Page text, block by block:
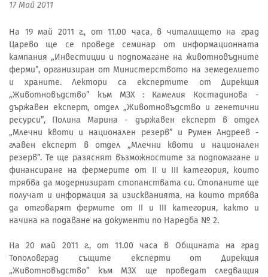
17 Май 2011
На 19 май 2011 г., от 11.00 часа, в читалището на град
Царево ще се проведе семинар от информационната
кампания „Инвестиции и подпомагане на животновъдните
ферми”, организиран от Министерството на земеделието
и храните. Лектори са експертите от Дирекция
„Животновъдство” към МЗХ : Камелия Костадинова -
държавен експерт, отдел „Животновъдство и генетични
ресурси”, Полина Марина - държавен експерт в отдел
„Млечни квоти и национален резерв” и Румен Андреев -
главен експерт в отдел „Млечни квоти и национален
резерв”. Те ще разяснят възможностите за подпомагане и
финансиране на фермерите от ІІ и ІІІ категория, които
трябва да модернизират стопанствата си. Стопаните ще
получат и информация за изискванията, на които трябва
да отговарят фермите от II и III категория, както и
начина на подаване на документи по Наредба № 2.
На 20 май 2011 г., от 11.00 часа в Общината на град
Тополовград същите експерти от Дирекция
„Животновъдство” към МЗХ ще проведат следващия